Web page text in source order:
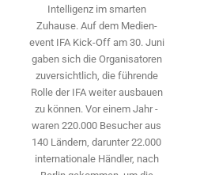
Intelligenz im smarten
Zuhause. Auf dem Medien­
event IFA Kick-Off am 30. Juni
gaben sich die Organisatoren
zuversichtlich, die führende
Rolle der IFA weiter ausbauen
zu können. Vor einem Jahr ­
waren 220.000 Besucher aus
140 ­Ländern, ­darunter 22.000
internationale Händler, nach